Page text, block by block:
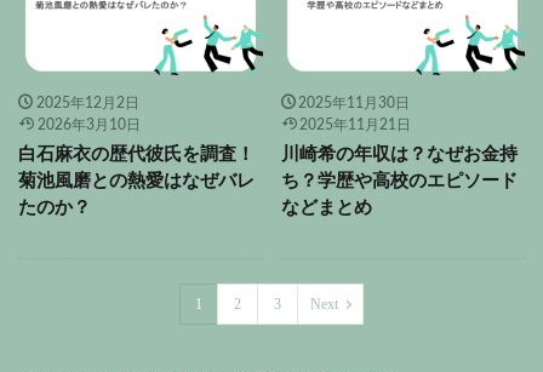
2025年12月2日
2026年3月10日
白石麻衣の歴代彼氏を調査！
菊池風磨との熱愛はなぜバレ
たのか？
2025年11月30日
2025年11月21日
川崎希の年収は？なぜお金持
ち？学歴や高校のエピソード
などまとめ
1 2 3 Next